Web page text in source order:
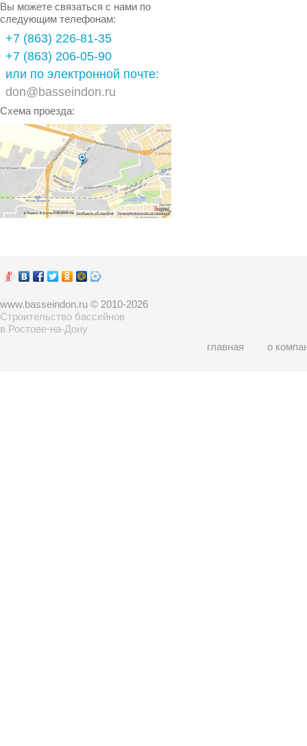
Вы можете связаться с нами по
следующим телефонам:
+7 (863) 226-81-35
+7 (863) 206-05-90
или по электронной почте:
don@basseindon.ru
Схема проезда:
www.basseindon.ru © 2010-2026
Строительство бассейнов
в Ростове-на-Дону
главная
о